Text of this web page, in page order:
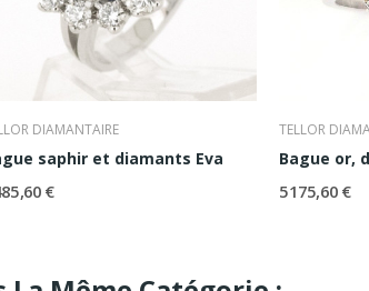
DIAMANTAIRE
saphir et diamants Eva
€
TELLOR
5 175,60 €